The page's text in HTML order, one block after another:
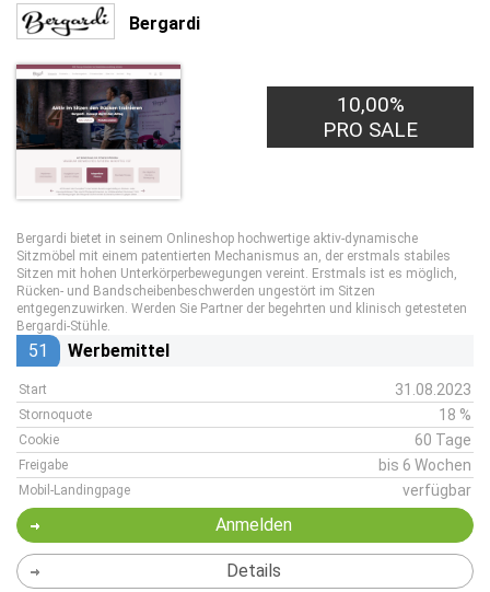
Bergardi
10,00%
PRO SALE
Bergardi bietet in seinem Onlineshop hochwertige aktiv-dynamische
Sitzmöbel mit einem patentierten Mechanismus an, der erstmals stabiles
Sitzen mit hohen Unterkörperbewegungen vereint. Erstmals ist es möglich,
Rücken- und Bandscheibenbeschwerden ungestört im Sitzen
entgegenzuwirken. Werden Sie Partner der begehrten und klinisch getesteten
Bergardi-Stühle.
51 Werbemittel
Start 31.08.2023
Stornoquote 18 %
Cookie 60 Tage
Freigabe bis 6 Wochen
Mobil-Landingpage verfügbar
Anmelden
Details